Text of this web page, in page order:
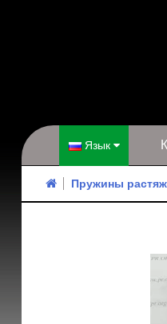
Язык
Пружины